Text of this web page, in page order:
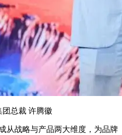
总裁 许腾徽
从战略与产品两大维度，为品牌